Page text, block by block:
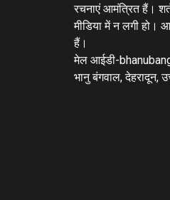
रचनाएं आमंत्रित हैं।
मीडिया में न लगी हो।
हैं।
मेल आईडी-
भानु बंगवाल, देहरादून,